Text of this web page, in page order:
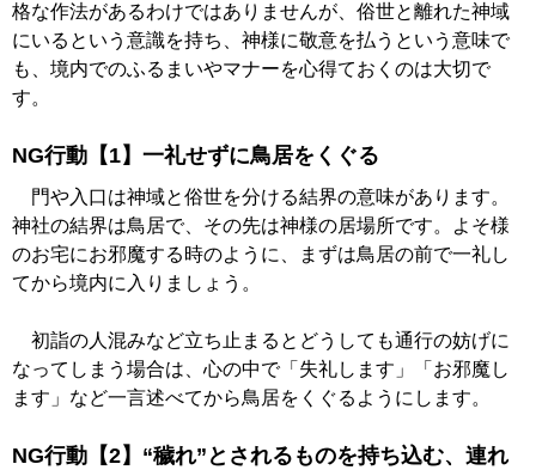
格な作法があるわけではありませんが、俗世と離れた神域
にいるという意識を持ち、神様に敬意を払うという意味で
も、境内でのふるまいやマナーを心得ておくのは大切で
す。
NG行動【1】一礼せずに鳥居をくぐる
門や入口は神域と俗世を分ける結界の意味があります。
神社の結界は鳥居で、その先は神様の居場所です。よそ様
のお宅にお邪魔する時のように、まずは鳥居の前で一礼し
てから境内に入りましょう。
初詣の人混みなど立ち止まるとどうしても通行の妨げに
なってしまう場合は、心の中で「失礼します」「お邪魔し
ます」など一言述べてから鳥居をくぐるようにします。
NG行動【2】“穢れ”とされるものを持ち込む、連れ